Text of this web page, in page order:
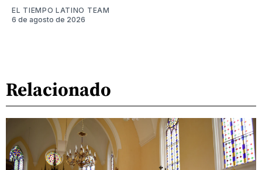
EL TIEMPO LATINO TEAM
6 de agosto de 2026
Relacionado